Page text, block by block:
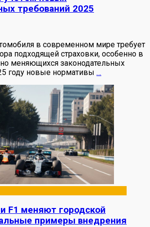
требований 2025
в современном мире требует
подходящей страховки, особенно в
меняющихся законодательных
году новые нормативы …
F1 меняют городской
примеры внедрения